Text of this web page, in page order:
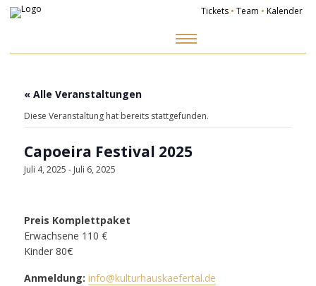
Tickets • Team • Kalender
« Alle Veranstaltungen
Diese Veranstaltung hat bereits stattgefunden.
Capoeira Festival 2025
Juli 4, 2025 - Juli 6, 2025
Preis Komplettpaket
Erwachsene 110 €
Kinder 80€
Anmeldung: info@kulturhauskaefertal.de